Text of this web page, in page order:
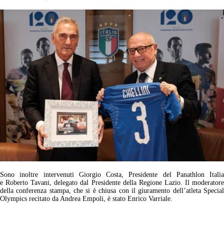
Sono inoltre intervenuti Giorgio Costa, Presidente del Panathlon Italia
eRoberto Tavani, delegato dal Presidente della Regione Lazio. Il moderatore
della conferenza stampa, che si è chiusa con il giuramento dell’atleta Special
Olympics recitato da Andrea Empoli, è stato Enrico Varriale.